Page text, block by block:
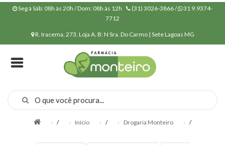
Seg à Sáb: 08h às 20h / Dom: 08h às 12h (31) 3026-3866 /
31 9.9374-
7712
R. Iracema, 273, Loja A, B: N Sra. Do Carmo | Sete Lagoas MG
CONVÊNIOS
MANIPULAÇÃO / Início / Drogaria Monteiro /